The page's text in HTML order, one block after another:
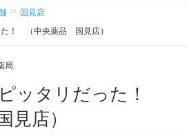
国見店
た！ （中央薬品 国見店）
局
見店）